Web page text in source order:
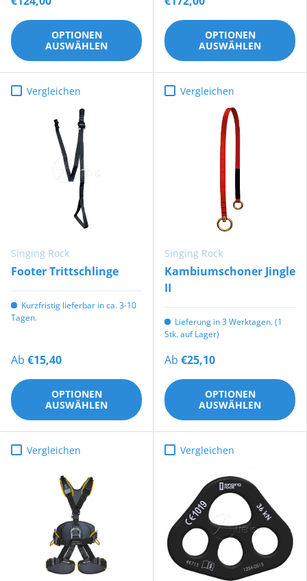
OPTIONEN
AUSWÄHLEN
OPTIONEN
AUSWÄHLEN
Vergleichen
Singing Rock
Footer Trittschlinge
Kurzfristig lieferbar in ca. 3-10
Tagen.
Ab €15,40
OPTIONEN
AUSWÄHLEN
Vergleichen
Singing Rock
Kambiumschoner Jingle
II
Lieferung in 3 Werktagen. (1
Stk. auf Lager)
Ab €25,10
OPTIONEN
AUSWÄHLEN
Vergleichen Vergleichen